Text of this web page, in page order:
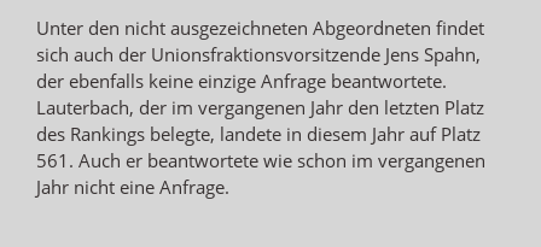
Unter den nicht ausgezeichneten Abgeordneten findet
sich auch der Unionsfraktionsvorsitzende Jens Spahn,
der ebenfalls keine einzige Anfrage beantwortete.
Lauterbach, der im vergangenen Jahr den letzten Platz
des Rankings belegte, landete in diesem Jahr auf Platz
561. Auch er beantwortete wie schon im vergangenen
Jahr nicht eine Anfrage.